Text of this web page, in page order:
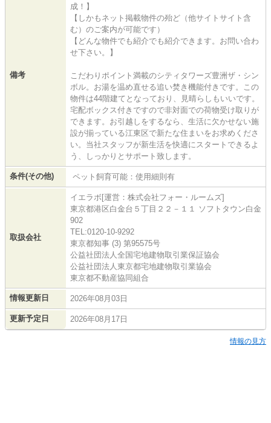
備考
成！】
【しかもネット掲載物件の殆ど（他サイトサイト含
む）のご案内が可能です）
【どんな物件でも紹介でも紹介できます。お問い合わ
せ下さい。】
こだわりポイント満載のシティタワーズ豊洲ザ・シン
ボル。お湯を温め直せる追い焚き機能付きです。この
物件は44階建てとなっており、見晴らしもいいです。
宅配ボックス付きですので非対面での荷物受け取りが
できます。お引越しをするなら、生活に欠かせない施
設が揃っている江東区で新たな住まいをお求めくださ
い。当社スタッフが新生活を快適にスタートできるよ
う、しっかりとサポート致します。
条件(その他) ペット飼育可能：使用細則有
取扱会社
イエラボ[運営：株式会社フォー・ルームズ]
東京都港区白金台５丁目２２－１１ ソフトタウン白金
902
TEL:0120-10-9292
東京都知事 (3) 第95575号
公益社団法人全国宅地建物取引業保証協会
公益社団法人東京都宅地建物取引業協会
東京都不動産協同組合
情報更新日 2026年08月03日
更新予定日 2026年08月17日
情報の見方